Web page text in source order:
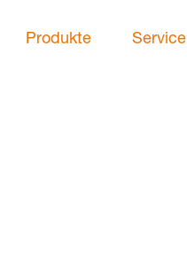
Produkte Service